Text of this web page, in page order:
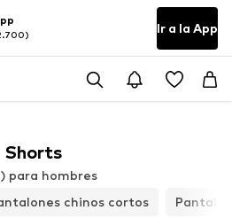
Ir a la App
Shorts
para hombres
chinos cortos